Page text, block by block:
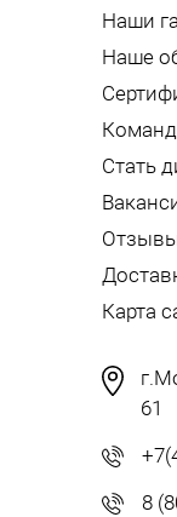
Наши
Наше
Стать
Карта
61
8